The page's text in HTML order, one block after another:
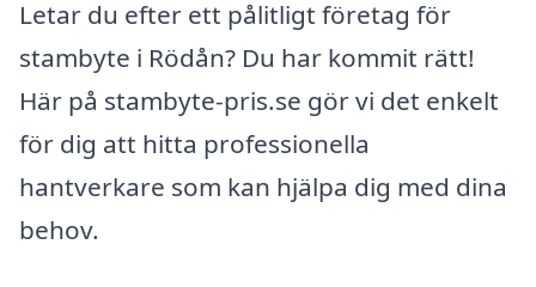
Letar du efter ett pålitligt företag för
stambyte i Rödån? Du har kommit rätt!
Här på stambyte-pris.se gör vi det enkelt
för dig att hitta professionella
hantverkare som kan hjälpa dig med dina
behov.